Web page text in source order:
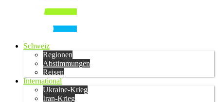
Schweiz
Regionen
Abstimmungen
Reisen
International
Ukraine-Krieg
Iran-Krieg